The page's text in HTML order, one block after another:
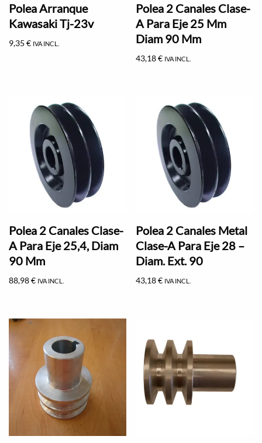
Polea Arranque
Kawasaki Tj-23v
9,35 € IVA INCL.
Polea 2 Canales Clase-
A Para Eje 25 Mm
Diam 90 Mm
43,18€ IVA INCL.
Polea 2 Canales Clase-
A Para Eje 25,4, Diam
90 Mm
88,98€ IVA INCL.
Polea 2 Canales Metal
Clase-A Para Eje 28 –
Diam. Ext. 90
43,18€ IVA INCL.